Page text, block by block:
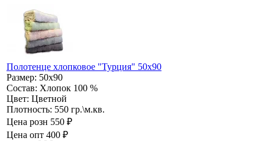
Полотенце хлопковое "Турция" 50х90
Размер: 50х90
Состав: Хлопок 100 %
Цвет: Цветной
Плотность: 550 гр.\м.кв.
Цена розн 550 ₽
Цена опт 400 ₽